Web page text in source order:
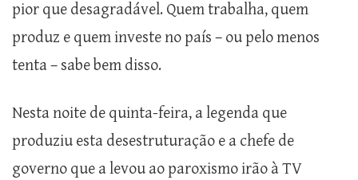
pior que desagradável. Quem trabalha, quem
produz e quem investe no país – ou pelo menos
tenta – sabe bem disso.
Nesta noite de quinta-feira, a legenda que
produziu esta desestruturação e a chefe de
governo que a levou ao paroxismo irão à TV